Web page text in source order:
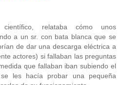
científico, relataba cómo unos
a un sr. con bata blanca que se
de dar una descarga eléctrica a
actores) si fallaban las preguntas
que fallaban iban subiendo el
se les hacía probar una pequeña